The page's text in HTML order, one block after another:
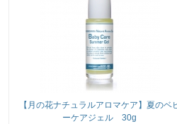
【月の花ナチュラルアロマケア】夏のベ
ーケアジェル 30g